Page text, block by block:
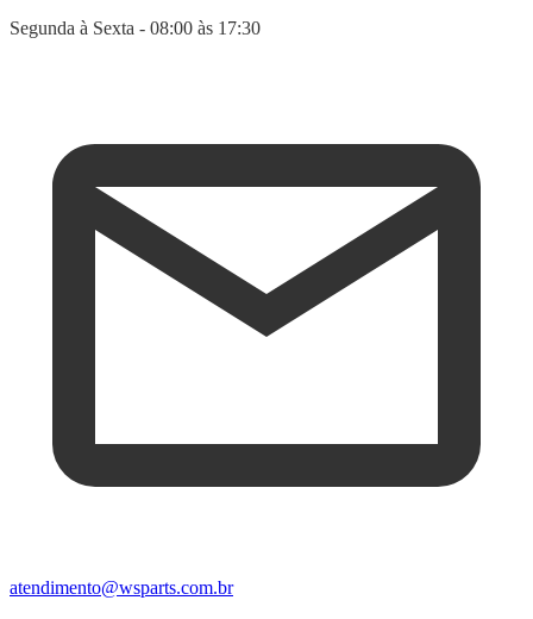
Segunda à Sexta - 08:00 às 17:30
atendimento@wsparts.com.br